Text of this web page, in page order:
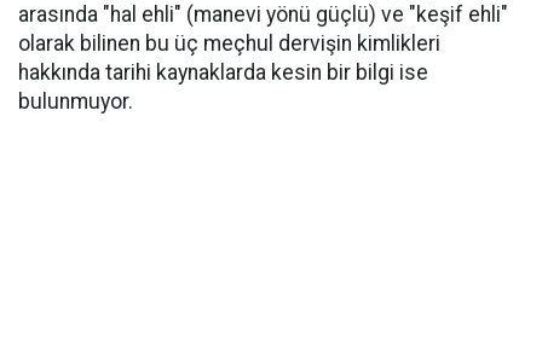
arasında "hal ehli" (manevi yönü güçlü) ve "keşif ehli"
olarak bilinen bu üç meçhul dervişin kimlikleri
hakkında tarihi kaynaklarda kesin bir bilgi ise
bulunmuyor.